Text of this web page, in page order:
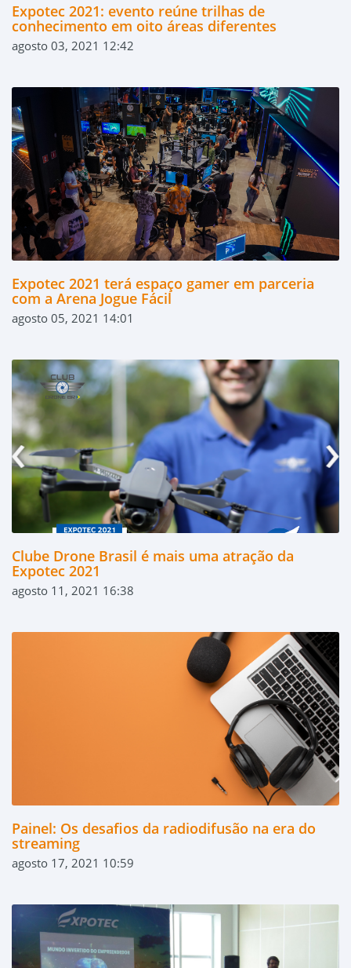
Expotec 2021: evento reúne trilhas de
conhecimento em oito áreas diferentes
agosto 03, 2021 12:42
Expotec 2021 terá espaço gamer em parceria
com a Arena Jogue Fácil
agosto 05, 2021 14:01
Clube Drone Brasil é mais uma atração da
Expotec 2021
agosto 11, 2021 16:38
Painel: Os desafios da radiodifusão na era do
streaming
agosto 17, 2021 10:59